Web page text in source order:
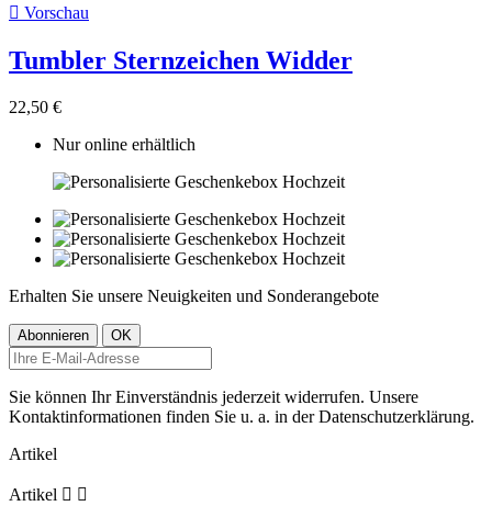
 Vorschau
Tumbler Sternzeichen Widder
22,50 €
Nur online erhältlich
Erhalten Sie unsere Neuigkeiten und Sonderangebote
Sie können Ihr Einverständnis jederzeit widerrufen. Unsere
Kontaktinformationen finden Sie u. a. in der Datenschutzerklärung.
Artikel
Artikel  